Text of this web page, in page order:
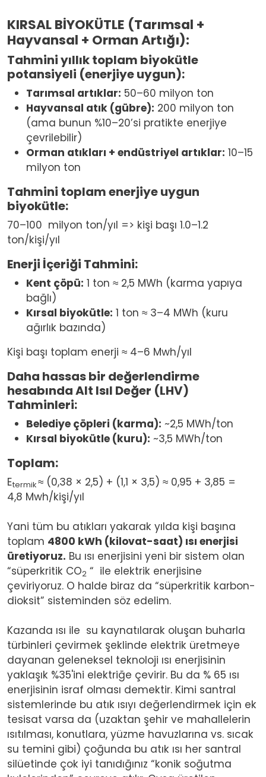
KIRSAL BİYOKÜTLE (Tarımsal +
Hayvansal + Orman Artığı):
Tahmini yıllık toplam biyokütle
potansiyeli (enerjiye uygun):
Tarımsal artıklar: 50–60 milyon ton
Hayvansal atık (gübre): 200 milyon ton
(ama bunun %10–20’si pratikte enerjiye
çevrilebilir)
Orman atıkları + endüstriyel artıklar: 10–15
milyon ton
Tahmini toplam enerjiye uygun
biyokütle:
70–100 milyon ton/yıl => kişi başı 1.0–1.2
ton/kişi/yıl
Enerji İçeriği Tahmini:
Kent çöpü: 1 ton ≈ 2,5 MWh (karma yapıya
bağlı)
Kırsal biyokütle: 1 ton ≈ 3–4 MWh (kuru
ağırlık bazında)
Kişi başı toplam enerji ≈ 4–6 Mwh/yıl
Daha hassas bir değerlendirme
hesabındaAlt Isıl Değer (LHV)
Tahminleri:
Belediye çöpleri (karma): ~2,5 MWh/ton
Kırsal biyokütle (kuru): ~3,5 MWh/ton
Toplam:
Etermik≈ (0,38 × 2,5) + (1,1 × 3,5) ≈ 0,95 + 3,85 =
4,8 Mwh/kişi/yıl
Yani tüm bu atıkları yakarak yılda kişi başına
toplam 4800 kWh (kilovat-saat) ısı enerjisi
üretiyoruz. Bu ısı enerjisini yeni bir sistem olan
“süperkritik CO2 “ ile elektrik enerjisine
çeviriyoruz. O halde biraz da “süperkritik karbon-
dioksit” sisteminden söz edelim.
Kazanda ısı ile su kaynatılarak oluşan buharla
türbinleri çevirmek şeklinde elektrik üretmeye
dayanan geleneksel teknoloji ısı enerjisinin
yaklaşık %35'ini elektriğe çevirir. Bu da % 65 ısı
enerjisinin israf olması demektir. Kimi santral
sistemlerinde bu atık ısıyı değerlendirmek için ek
tesisat varsa da (uzaktan şehir ve mahallelerin
ısıtılması, konutlara, yüzme havuzlarına vs. sıcak
su temini gibi) çoğunda bu atık ısı her santral
silüetinde çok iyi tanıdığınız “konik soğutma